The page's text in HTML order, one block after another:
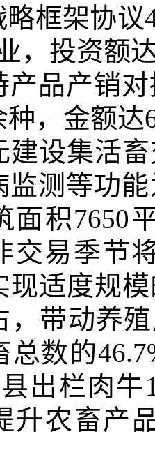
略框架协议
，投资额
产品产销
， 金额达
建设集活
监测等功
面积7650
交易季节
现适度规
，带动养
总数的46.7
出栏肉牛
升农畜产